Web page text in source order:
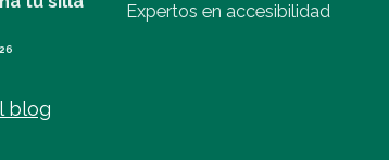
blog
Expertos en accesibilidad